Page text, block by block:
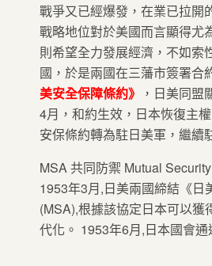
戰爭又已經爆發，在業已拉開
戰略地位對於美國而言顯得尤
則希望全力發展經濟，不如索
國，於是兩國在三藩市簽署合
美安全保障條約》
，日美同盟
4月，和約生效，日本恢復主
安保條約轉為駐日美軍，繼續
MSA 共同防禦 Mutual
1953年3月,日美兩國締結《日
(MSA),根據該協定日本可以獲
代化。 1953年6月,日本國會通